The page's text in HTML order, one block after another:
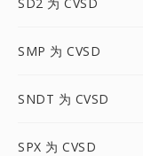
SMP 为 CVSD
SNDT 为 CVSD
SPX 为 CVSD